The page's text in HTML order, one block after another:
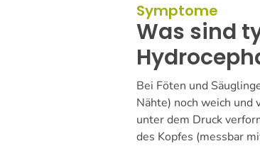
Symptome
Was sind
Bei Föten und
Nähte) noch weich und
unter dem Druck
des Kopfes (messbar